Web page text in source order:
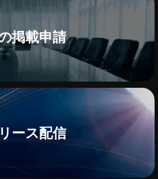
掲載申請
ース配信